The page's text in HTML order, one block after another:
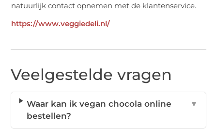
natuurlijk contact opnemen met de klantenservice.
https://www.veggiedeli.nl/
Veelgestelde vragen
Waar kan ik vegan chocola online
bestellen?
▼